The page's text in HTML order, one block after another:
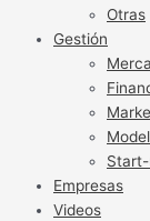
Otras
Gestión
Empresas
Videos